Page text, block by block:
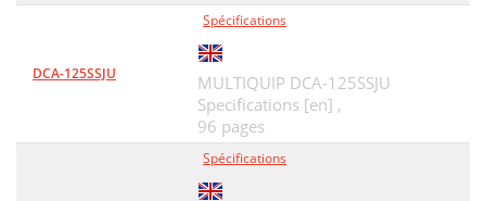
DCA-125SSJU
Spécifications
MULTIQUIP DCA-125SSJU
Specifications [en] ,
96 pages
Spécifications